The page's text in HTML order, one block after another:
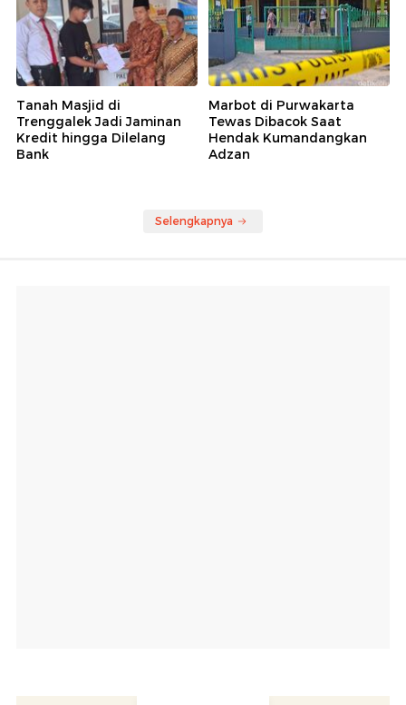
Tanah Masjid di
Trenggalek Jadi Jaminan
Kredit hingga Dilelang
Bank
Marbot di Purwakarta
Tewas Dibacok Saat
Hendak Kumandangkan
Adzan
Selengkapnya